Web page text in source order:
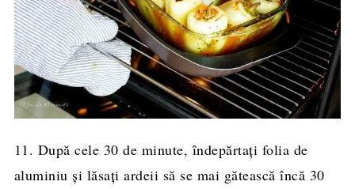
11. După cele 30 de minute, îndepărtați folia de
aluminiu și lăsați ardeii să se mai gătească încă 30